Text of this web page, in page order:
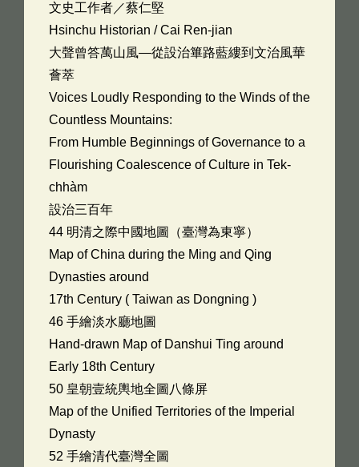
文史工作者／蔡仁堅
Hsinchu Historian / Cai Ren-jian
大聲曾答萬山風—從設治篳路藍縷到文治風華
薈萃
Voices Loudly Responding to the Winds of the
Countless Mountains:
From Humble Beginnings of Governance to a
Flourishing Coalescence of Culture in Tek-
chhàm
設治三百年
44 明清之際中國地圖（臺灣為東寧）
Map of China during the Ming and Qing
Dynasties around
17th Century ( Taiwan as Dongning )
46 手繪淡水廳地圖
Hand-drawn Map of Danshui Ting around
Early 18th Century
50 皇朝壹統輿地全圖八條屏
Map of the Unified Territories of the Imperial
Dynasty
52 手繪清代臺灣全圖